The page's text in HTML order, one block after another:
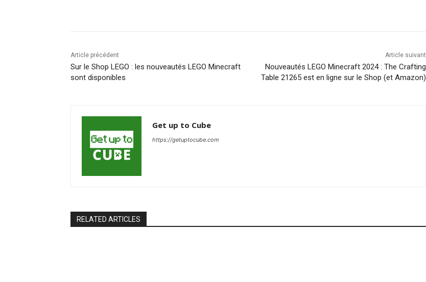
Article précédent
Sur le Shop LEGO : les nouveautés LEGO Minecraft
sont disponibles
Article suivant
Nouveautés LEGO Minecraft 2024 : The Crafting
Table 21265 est en ligne sur le Shop (et Amazon)
Get up to Cube
https://getuptocube.com
RELATED ARTICLES